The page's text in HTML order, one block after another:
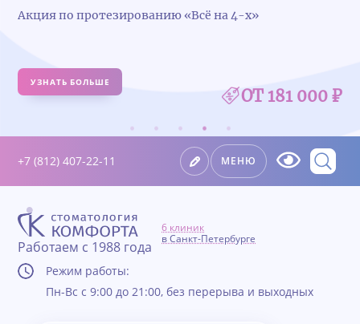
по протезированию «Всё на 4-х»
БОЛЬШЕ
ОТ 181 000 ₽
+7 (812) 407-22-11 МЕНЮ
Работаем с 1988 года
6 клиник
в Санкт-Петербурге
Режим работы:
Пн-Вс с 9:00 до 21:00, без перерыва и выходных